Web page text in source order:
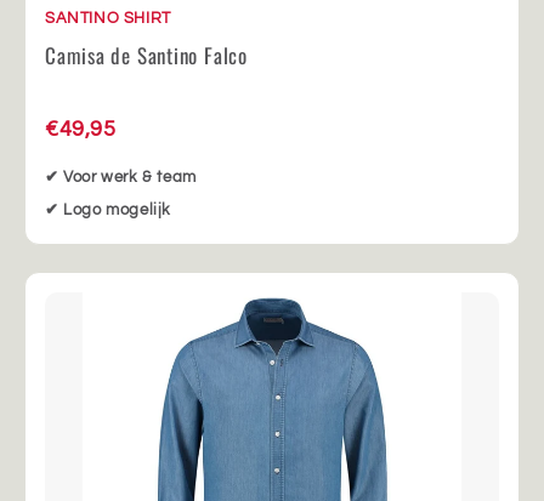
SANTINO SHIRT
Camisa de Santino Falco
€49,95
✔ Voor werk & team
✔ Logo mogelijk